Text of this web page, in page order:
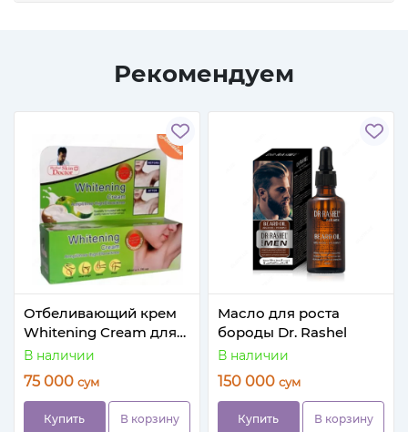
Рекомендуем
Отбеливающий крем
Whitening Cream для
интимных зон
В наличии
75 000 сум
Купить В корзину
Масло для роста
бороды Dr. Rashel
В наличии
150 000 сум
Купить В корзину